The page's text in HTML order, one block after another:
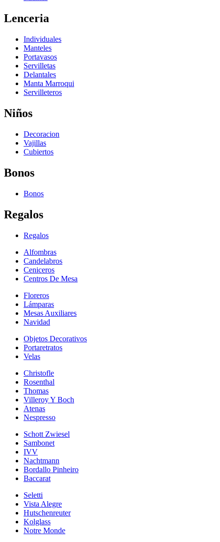
Lenceria
Individuales
Manteles
Portavasos
Servilletas
Delantales
Manta Marroqui
Servilleteros
Niños
Decoracion
Vajillas
Cubiertos
Bonos
Bonos
Regalos
Regalos
Alfombras
Candelabros
Ceniceros
Centros De Mesa
Floreros
Lámparas
Mesas Auxiliares
Navidad
Objetos Decorativos
Portaretratos
Velas
Christofle
Rosenthal
Thomas
Villeroy Y Boch
Atenas
Nespresso
Schott Zwiesel
Sambonet
IVV
Nachtmann
Bordallo Pinheiro
Baccarat
Seletti
Vista Alegre
Hutschenreuter
Kolglass
Notre Monde